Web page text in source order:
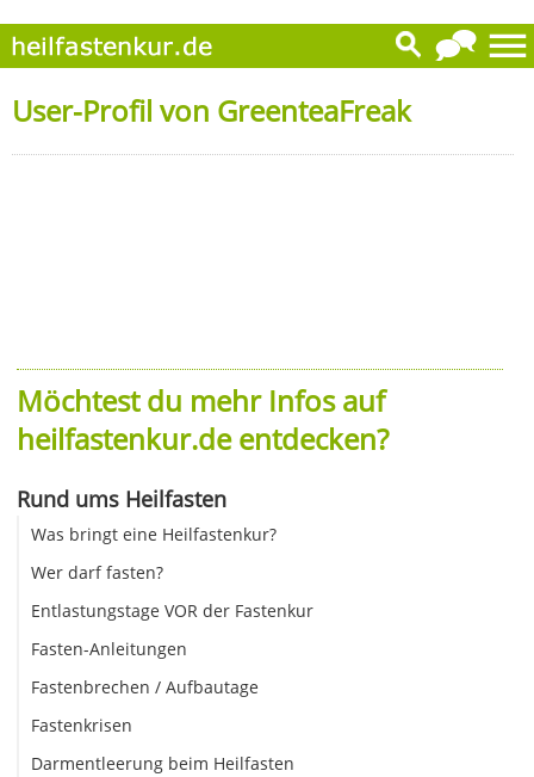
User-Profil von GreenteaFreak
Möchtest du mehr Infos auf
heilfastenkur.de entdecken?
Rund ums Heilfasten
Was bringt eine Heilfastenkur?
Wer darf fasten?
Entlastungstage VOR der Fastenkur
Fasten-Anleitungen
Fastenbrechen / Aufbautage
Fastenkrisen
Darmentleerung beim Heilfasten